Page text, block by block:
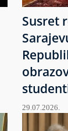
Susret
29.07.2026.